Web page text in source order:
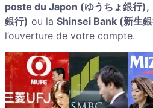
poste du Japon (ゆうちょ銀行),
銀行) ou la Shinsei Bank (新生
l’ouverture de votre compte.